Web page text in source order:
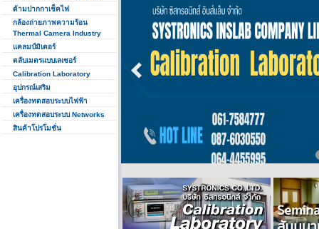
ด้ามปากกาเช็คไฟ
กล้องถ่ายภาพความร้อน
Thermal Camera Industry
แคลมป์มิเตอร์
ตลับเมตรแบบเลเซอร์
Calibration Laboratory
อุปกรณ์เสริม
เครื่องทดสอบระบบไฟฟ้า
เครื่องทดสอบระบบ Networks
สินค้าโปรโมชั่น